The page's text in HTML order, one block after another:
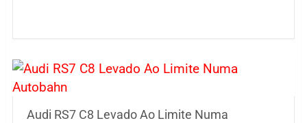
Audi RS7 C8 Levado Ao Limite Numa